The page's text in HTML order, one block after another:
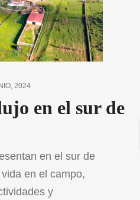
2024
en el sur de
en el sur de
en el campo,
y